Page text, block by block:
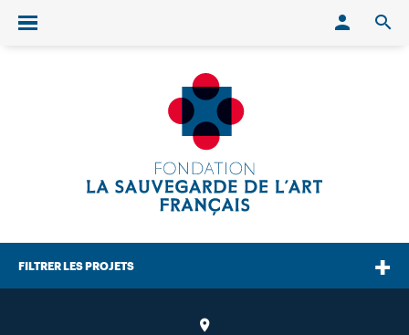
Ouvrir/fermer le menu
FILTRER LES PROJETS